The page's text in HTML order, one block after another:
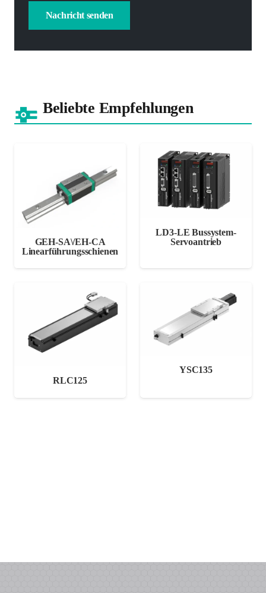
Beliebte Empfehlungen
GEH-SA\/EH-CA
Linearführungsschienen
LD3-LE Bussystem-
Servoantrieb
RLC125
YSC135